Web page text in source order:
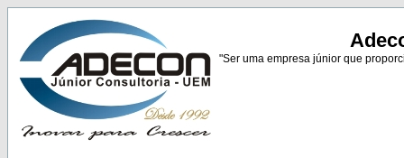
"Ser uma empresa júnior que